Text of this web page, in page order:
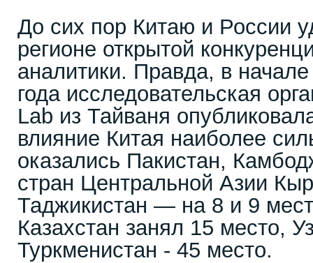
До сих пор Китаю и России
регионе открытой
аналитики. Правда, в
года исследовательская
Lab из Тайваня
влияние Китая наиболее
оказались Пакистан,
стран Центральной Азии
Таджикистан — на 8 и 9
Казахстан занял 15 место,
Туркменистан - 45 место.